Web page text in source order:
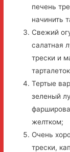
печень
начинить
Свежий
салатная
трески и
Тертые
зеленый
желтком;
Очень
трески,